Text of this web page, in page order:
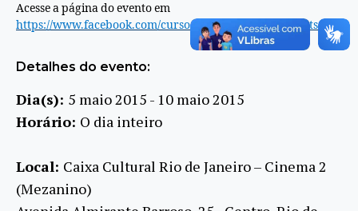
Acesse a página do evento em
https://www.facebook.com/cursoquestaodecritica?fref=ts
Detalhes do evento:
Dia(s): 5 maio 2015 - 10 maio 2015
Horário: O dia inteiro
Local: Caixa Cultural Rio de Janeiro – Cinema 2
(Mezanino)